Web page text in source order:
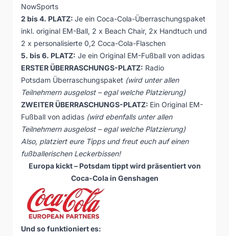
NowSports
2 bis 4. PLATZ: Je ein Coca-Cola-Überraschungspaket
inkl. original EM-Ball, 2 x Beach Chair, 2x Handtuch und
2 x personalisierte 0,2 Coca-Cola-Flaschen
5. bis 6. PLATZ: Je ein Original EM-Fußball von adidas
ERSTER ÜBERRASCHUNGS-PLATZ: Radio
Potsdam Überraschungspaket (wird unter allen
Teilnehmern ausgelost – egal welche Platzierung)
ZWEITER ÜBERRASCHUNGS-PLATZ: Ein Original EM-
Fußball von adidas (wird ebenfalls unter allen
Teilnehmern ausgelost – egal welche Platzierung)
Also, platziert eure Tipps und freut euch auf einen
fußballerischen Leckerbissen!
Europa kickt – Potsdam tippt wird präsentiert von
Coca-Colain Genshagen
Und so funktioniert es: